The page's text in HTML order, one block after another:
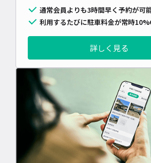
通常会員よりも3時間早く予約が可
利用するたびに駐車料金が常時
詳しく見る